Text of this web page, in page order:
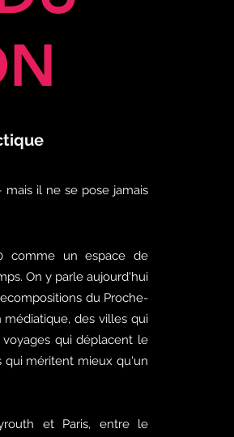
il ne se pose jamais
comme un espace de
On y parle aujourd'hui
du Proche-
des villes qui
qui déplacent le
qui méritent mieux qu'un
et Paris, entre le